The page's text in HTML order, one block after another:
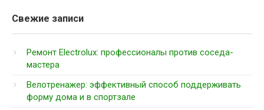
Свежие записи
Ремонт Electrolux: профессионалы против соседа-
мастера
Велотренажер: эффективный способ поддерживать
форму дома и в спортзале